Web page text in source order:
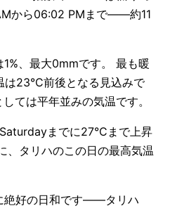
から06:02 PMまで——約11
、最大0mmです。 最も暖
23°C前後となる見込みで
ては平年並みの気温です。
までに27°Cまで上昇
、タリハのこの日の最高気温
絶好の日和です——タリハ